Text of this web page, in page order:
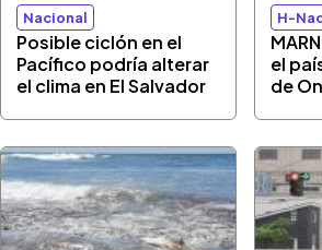
Nacional
Posible ciclón en el
Pacífico podría alterar
el clima en El Salvador
H-
el
de